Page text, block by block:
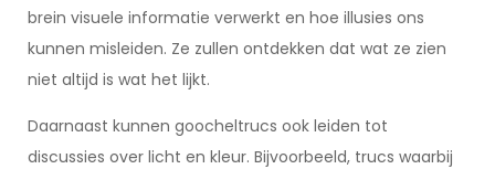
brein visuele informatie verwerkt en hoe illusies ons
kunnen misleiden. Ze zullen ontdekken dat wat ze zien
niet altijd is wat het lijkt.
Daarnaast kunnen goocheltrucs ook leiden tot
discussies over licht en kleur. Bijvoorbeeld, trucs waarbij